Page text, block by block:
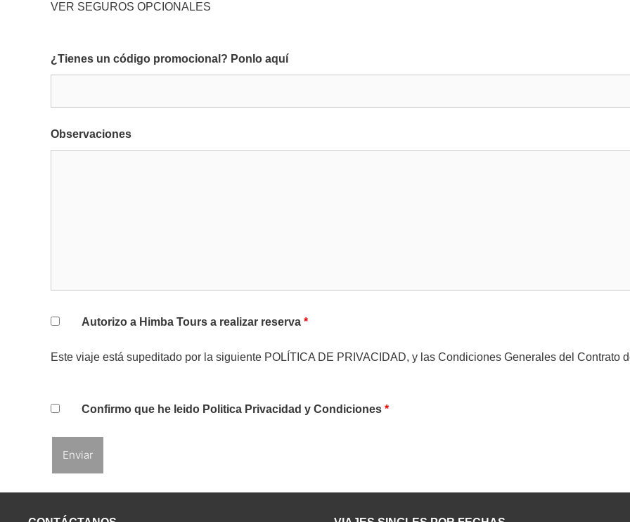
VER SEGUROS OPCIONALES
¿Tienes un código promocional? Ponlo aquí
Observaciones
Autorizo a Himba Tours a realizar reserva *
Este viaje está supeditado por la siguiente POLÍTICA DE PRIVACIDAD, y las Condiciones Generales del Contrato
Confirmo que he leido Politica Privacidad y Condiciones *